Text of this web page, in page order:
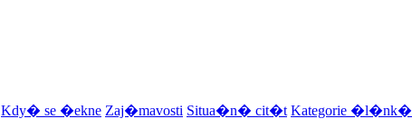
Kdy� se �ekne Zaj�mavosti Situa�n� cit�t Kategorie �l�nk�